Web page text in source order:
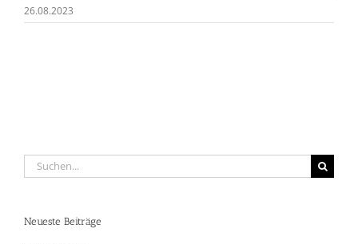
26.08.2023
Suche
nach:
Neueste Beiträge